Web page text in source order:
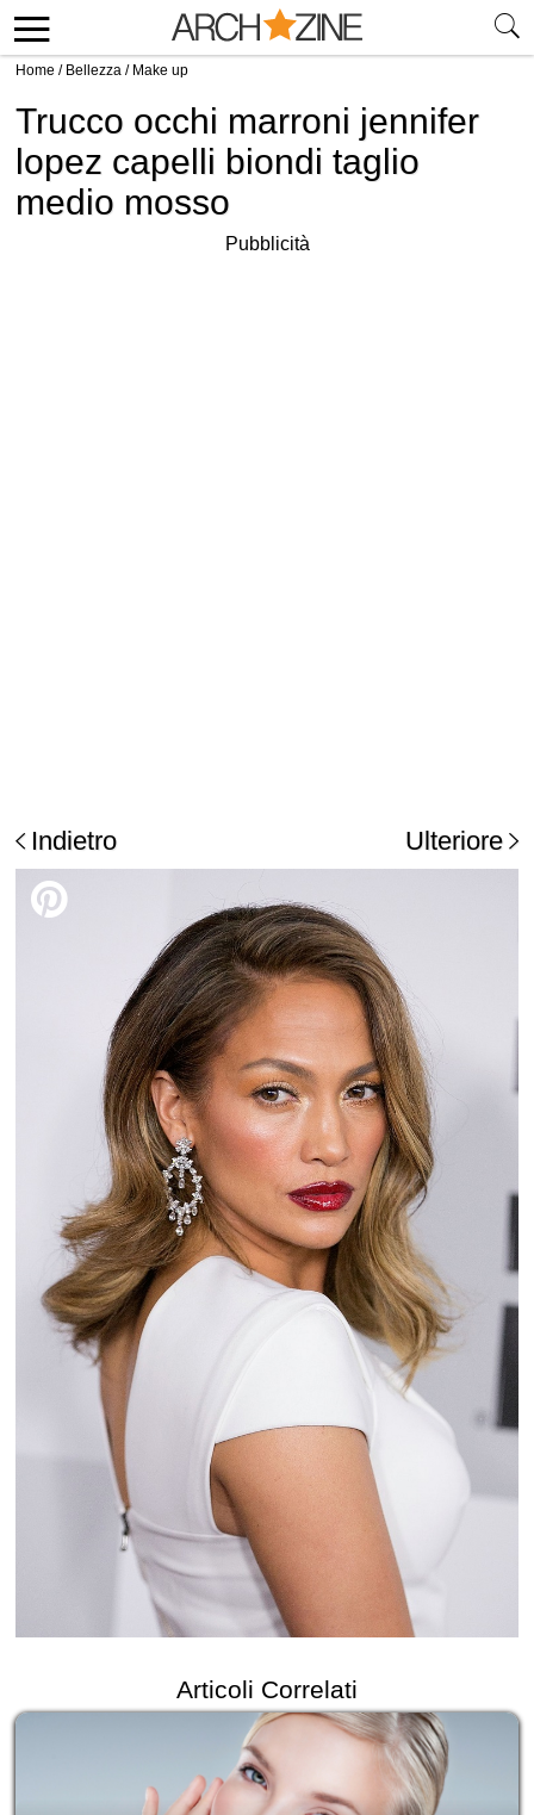
Home / Bellezza / Make up
Trucco occhi marroni jennifer
lopez capelli biondi taglio
medio mosso
Pubblicità
Indietro Ulteriore
Articoli Correlati